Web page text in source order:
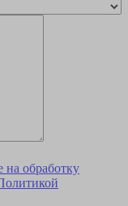
на обработку